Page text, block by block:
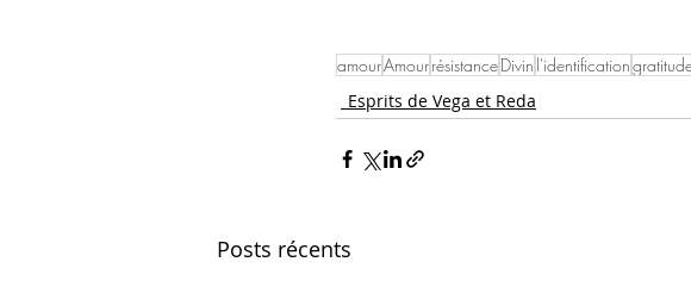
amourAmourrésistanceDivin l'identification
_Esprits de Vega et Reda
Posts récents